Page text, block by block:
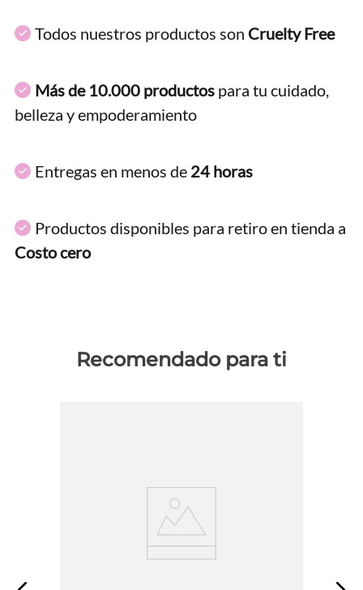
Todos nuestros productos son Cruelty Free
Más de 10.000 productos para tu cuidado,
belleza y empoderamiento
Entregas en menos de 24 horas
Productos disponibles para retiro en tienda a
Costo cero
Recomendado para ti